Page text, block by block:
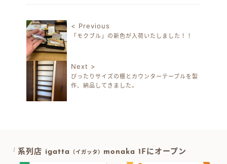
投稿ナビゲーション
< Previous
「モクブル」の新色が入荷いたしました！！
Next >
ぴったりサイズの棚とカウンターテーブルを製
作、納品してきました。
系列店 igatta （イガッタ） monaka 1Fにオープン